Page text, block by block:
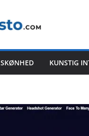
SKØNHED KUNSTIG